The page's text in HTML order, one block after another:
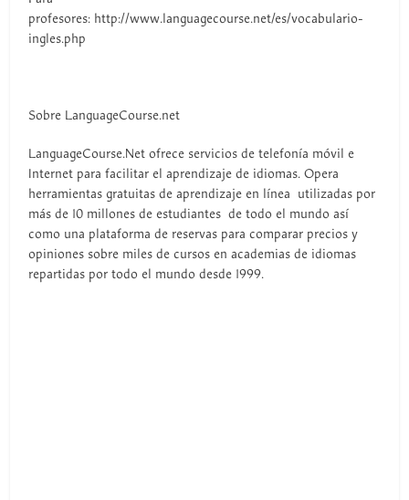
profesores: http://www.languagecourse.net/es/vocabulario-
ingles.php
Sobre LanguageCourse.net
LanguageCourse.Net ofrece servicios de telefonía móvil e
Internet para facilitar el aprendizaje de idiomas. Opera
herramientas gratuitas de aprendizaje en línea utilizadas por
más de 10 millones de estudiantes de todo el mundo así
como una plataforma de reservas para comparar precios y
opiniones sobre miles de cursos en academias de idiomas
repartidas por todo el mundo desde 1999.